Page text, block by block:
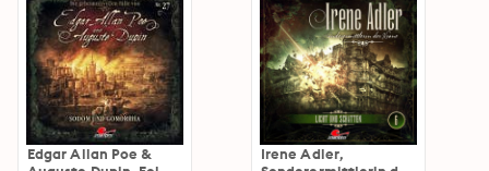
Edgar Allan Poe &
Irene Adler,